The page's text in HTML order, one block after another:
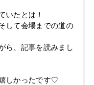
いたとは！
して会場までの道の
ら、記事を読みまし
しかったです♡